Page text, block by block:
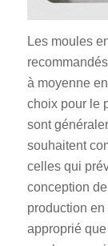
Les moules
à moyenne
choix pour le
sont
souhaitent
celles qui
conception
production
approprié